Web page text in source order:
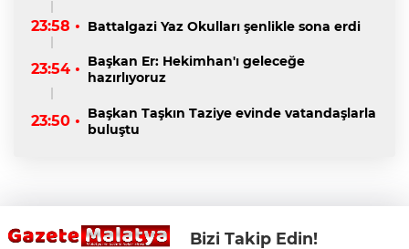
23:58 • Battalgazi Yaz Okulları şenlikle sona erdi
23:54 • Başkan Er: Hekimhan'ı geleceğe
hazırlıyoruz
23:50 • Başkan Taşkın Taziye evinde vatandaşlarla
buluştu
Bizi Takip Edin!